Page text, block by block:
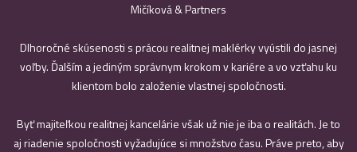
Mičíková & Partners
Dlhoročné skúsenosti s prácou realitnej maklérky vyústili do jasnej
voľby. Ďalším a jediným správnym krokom v kariére a vo vzťahu ku
klientom bolo založenie vlastnej spoločnosti.
Byť majiteľkou realitnej kancelárie však už nie je iba o realitách. Je to
aj riadenie spoločnosti vyžadujúce si množstvo času. Práve preto, aby